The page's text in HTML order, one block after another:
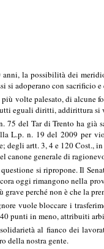
anni, la possibilità dei
si adoperano con sacrificio
più volte palesato, di alcune
eguali diritti, addirittura si
75 del Tar di Trento ha
L.p. n. 19 del 2009 per
degli artt. 3, 4 e 120 Cost.,
canone generale di
si ripropone. Il
oggi rimangono nella
grave perché non è che la
vuole bloccare i
punti in meno, attribuiti
al fianco dei
della nostra gente.